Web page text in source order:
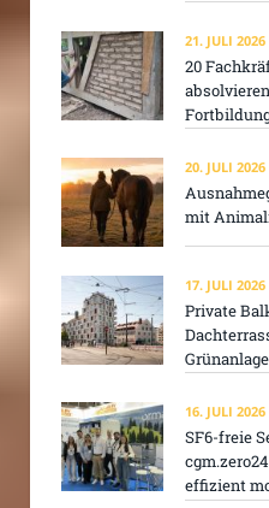
21. JULI 2026
20
20. JULI 2026
mit
17. JULI 2026
Private
16. JULI 2026
SF6-freie
effizient